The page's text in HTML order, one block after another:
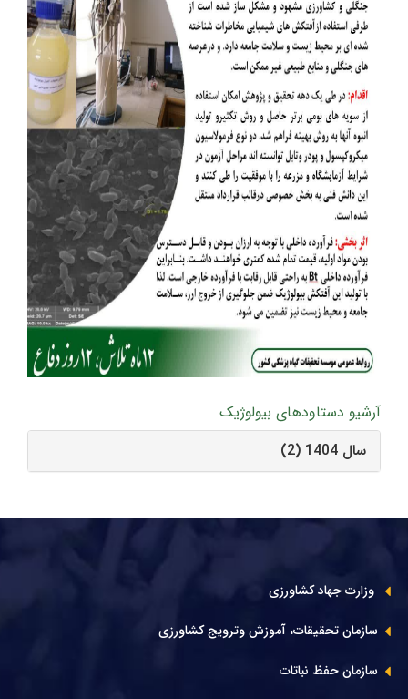
آرشیو دستاودهای بیولوژیک
سال 1404 (2)
وزارت جهاد کشاورزی
سازمان تحقیقات، آموزش وترویج کشاورزی
سازمان حفظ نباتات